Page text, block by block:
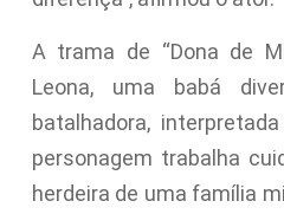
A trama de “Dona de
Leona, uma babá
batalhadora,
personagem trabalha
herdeira de uma família